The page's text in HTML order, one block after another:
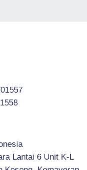
Lantai 6 Unit K-L